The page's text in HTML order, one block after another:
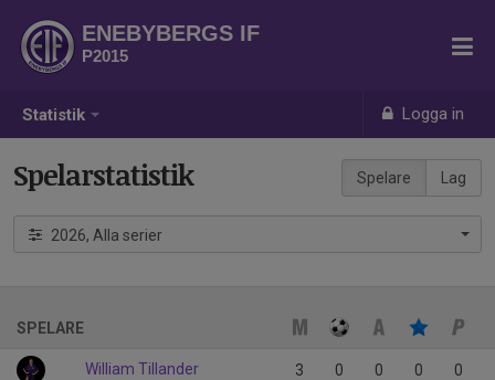
Statistik Logga in
ENEBYBERGS IF
P2015
Spelare Lag
Spelarstatistik
2026, Alla serier
SPELARE
William Tillander 3 0 0 0 0